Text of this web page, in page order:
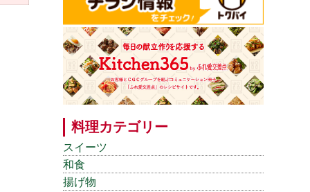
料理カテゴリー
スイーツ
和食
揚げ物